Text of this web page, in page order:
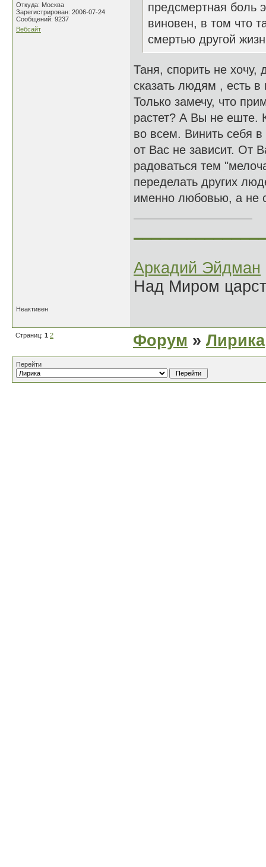
Откуда: Москва
Зарегистрирован: 2006-07-24
Сообщений: 9237
Вебсайт
предсмертная боль
виновен, в том что
смертью другой
Таня, спорить не хочу,
сказать людям , есть в
Только замечу, что
растет? А Вы не еште.
во всем. Винить себя
от Вас не зависит. От
радоваться тем
переделать других
именно любовью, а не
Аркадий Эйдман
Над Миром
Неактивен
Страниц: 1 2 Форум » Лирика
Перейти